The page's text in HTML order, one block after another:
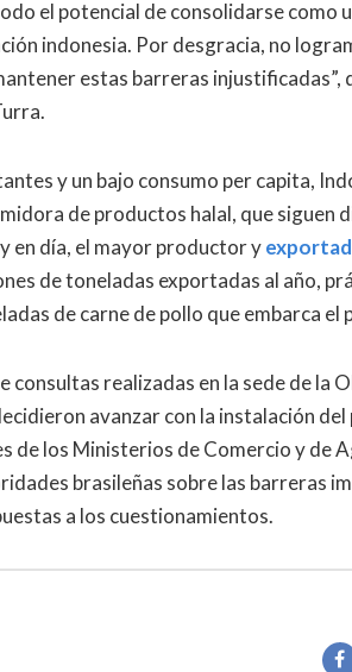
el potencial de consolidarse como
indonesia. Por desgracia, no
estas barreras injustificadas”,
y un bajo consumo per capita,
de productos halal, que siguen
en día, el mayor productor y
de toneladas exportadas al año,
de carne de pollo que embarca el
consultas realizadas en la sede de la
avanzar con la instalación
de los Ministerios de Comercio y de
brasileñas sobre las barreras
a los cuestionamientos.